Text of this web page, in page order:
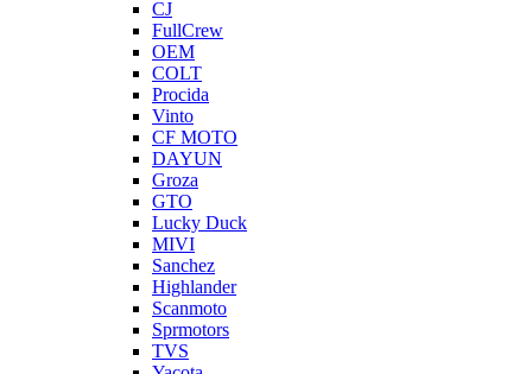
CJ
FullCrew
OEM
COLT
Procida
Vinto
CF MOTO
DAYUN
Groza
GTO
Lucky Duck
MIVI
Sanchez
Highlander
Scanmoto
Sprmotors
TVS